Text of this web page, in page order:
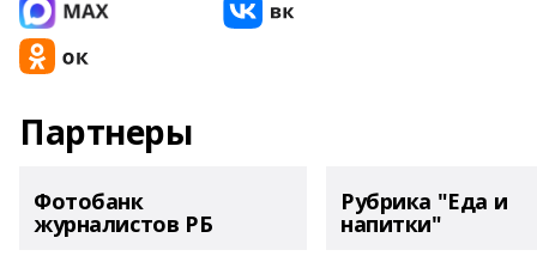
Партнеры
Фотобанк
журналистов РБ
Рубрика "Еда и
напитки"